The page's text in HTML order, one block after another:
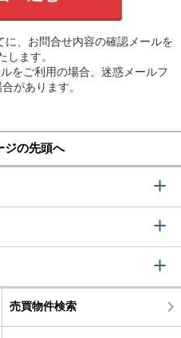
、お問合せ内容の確認メールを
します。
をご利用の場合、迷惑メールフ
があります。
ジの先頭へ
売買物件検索